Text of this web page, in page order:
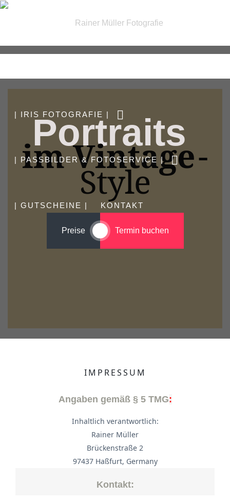
| IRIS FOTOGRAFIE |
| PASSBILDER & FOTOSERVICE |
| GUTSCHEINE | KONTAKT
Portraits
im Vintage-
Style
Preise Termin buchen
IMPRESSUM
Angaben gemäß § 5 TMG:
Inhaltlich verantwortlich:
Rainer Müller
Brückenstraße 2
97437 Haßfurt, Germany
Kontakt: